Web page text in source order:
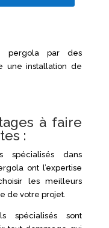
pergola par des
une installation de
à faire
:
spécialisés dans
ont l’expertise
les meilleurs
de votre projet.
spécialisés sont